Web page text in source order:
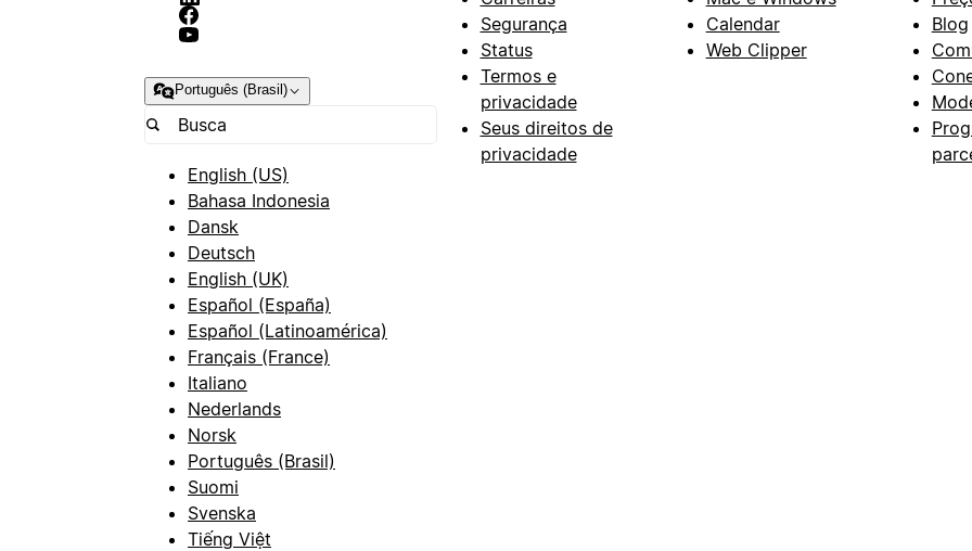
Português (Brasil)
English (US)
Bahasa Indonesia
Dansk
Deutsch
English (UK)
Español (España)
Español (Latinoamérica)
Français (France)
Italiano
Nederlands
Norsk
Português (Brasil)
Suomi
Svenska
Tiếng Việt
Segurança
Status
Termos e
privacidade
Seus direitos de
privacidade
Calendar
Web Clipper
Blog